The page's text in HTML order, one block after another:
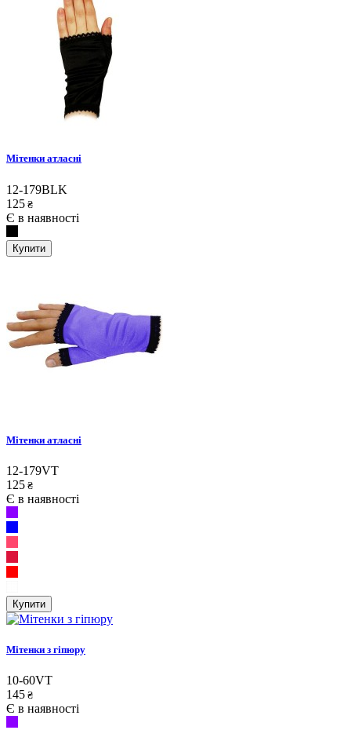
Мітенки атласні
12-179BLK
125 ₴
Є в наявності
Купити
Мітенки атласні
12-179VT
125 ₴
Є в наявності
Купити
Мітенки з гіпюру
10-60VT
145 ₴
Є в наявності